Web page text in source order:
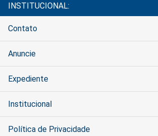
INSTITUCIONAL:
Contato
Anuncie
Expediente
Institucional
Política de Privacidade